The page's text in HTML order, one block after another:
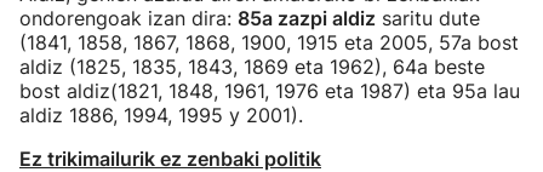
ondorengoak izan dira: 85a zazpi aldiz saritu dute
(1841, 1858, 1867, 1868, 1900, 1915 eta 2005, 57a bost
aldiz (1825, 1835, 1843, 1869 eta 1962), 64a beste
bost aldiz(1821, 1848, 1961, 1976 eta 1987) eta 95a lau
aldiz 1886, 1994, 1995 y 2001).
Ez trikimailurik ez zenbaki politik